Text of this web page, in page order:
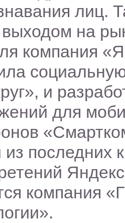
лиц.
на
компания
и
для
последних
компания